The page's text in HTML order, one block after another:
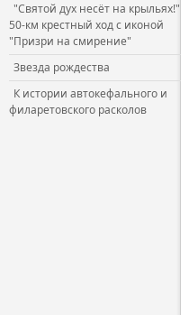
"Святой дух несёт на крыльях!"
50-км крестный ход с иконой
"Призри на смирение"
Звезда рождества
К истории автокефального и
филаретовского расколов